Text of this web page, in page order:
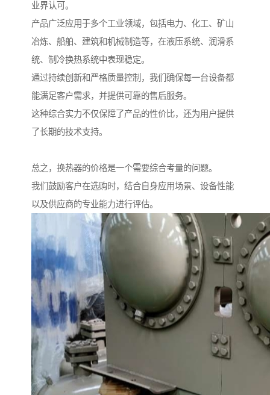
业界认可。
产品广泛应用于多个工业领域，包括电力、化工、矿山
冶炼、船舶、建筑和机械制造等，在液压系统、润滑系
统、制冷换热系统中表现稳定。
通过持续创新和严格质量控制，我们确保每一台设备都
能满足客户需求，并提供可靠的售后服务。
这种综合实力不仅保障了产品的性价比，还为用户提供
了长期的技术支持。
总之，换热器的价格是一个需要综合考量的问题。
我们鼓励客户在选购时，结合自身应用场景、设备性能
以及供应商的专业能力进行评估。